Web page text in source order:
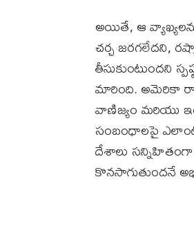
అయితే, ఆ
చర్చ జరగలేదని,
తీసుకుంటుందని
మారింది. అమెరికా
వాణిజ్యం మరియు
సంబంధాలపై
దేశాలు
కొనసాగుతుందనే